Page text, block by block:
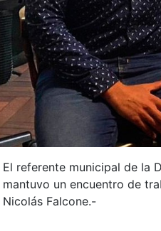
El referente municipal de la
mantuvo un encuentro de
Nicolás Falcone.-